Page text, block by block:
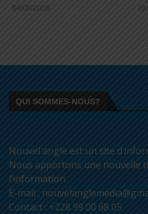
04/08/2026
QUI SOMMES-NOUS?
Nouvel angle est un site
Nous apportons une nouvelle
l’information.
E-mail :
Contact : +228 99 00 68 05